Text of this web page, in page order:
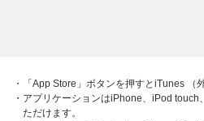
・「App Store」ボタンを押すとiTunes （
・アプリケーションはiPhone、iPod
ただけます。